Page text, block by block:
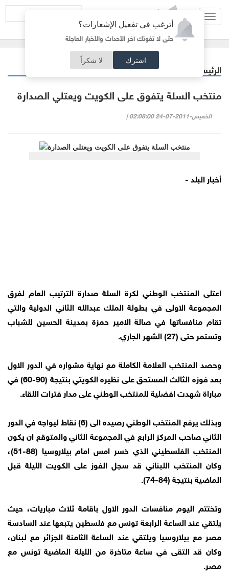
أترغب في تفعيل الإشعارات؟
حتى لا تفوتك آخر الأحداث والأخبار العاجلة
اشترك لا شكراً
الرئيسية
منتخب السلة يتفوق على الكويت ويعتلي الصدارة
الخميس-2011-07-24 02:08:00 |
أخبار البلد -
اعتلى المنتخب الوطني لكرة السلة صدارة الترتيب العام لفرق
المجموعة الاولى في بطولة الملك عبدالله الثاني الدولية والتي
تقام منافساتها في صالة الامير حمزة بمدينة الحسين للشباب
وتستمر حتى (27) الشهر الجاري.
وحصد المنتخب العلامة الكاملة مع نهاية مشواره في الدور الاول
بعد فوزه الثالث المستحق على نظيره الكويتي بنتيجة (90-60) في
مباراة شهدت افضلية للمنتخب الوطني على مدار فترات اللقاء.
وبذلك يرفع المنتخب الوطني رصيده الى (6) نقاط ليواجه في الدور
الثاني صاحب المركز الرابع في المجموعة الثاني والمتوقع ان يكون
المنتخب الفلسطيني الذي خسر امس امام بيلاروسيا (88-51)،
وكان المنتخب اللبناني قد سجل الفوز على الكويت الليلة قبل
الماضية بنتيجة (84-74).
وتختتم اليوم منافسات الدور الاول باقامة ثلاث مباريات، حيث
يلتقي عند الساعة الرابعة تونس مع فلسطين يتبعها عند السادسة
مصر مع بيلاروسيا ويلتقي عند الساعة الثامنة الجزائر مع لبنان،
وكان قد التقى في ساعة متاخرة من الليلة الماضية تونس مع
مصر.